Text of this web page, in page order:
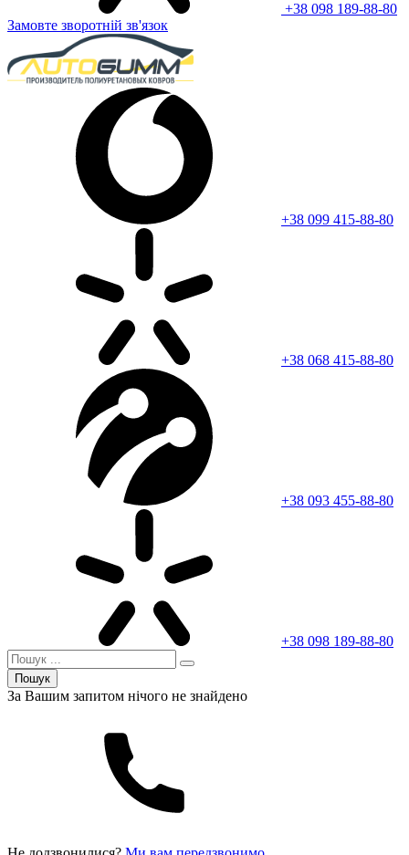
+38 098 189-88-80
Замовте зворотній зв'язок
+38 099 415-88-80
+38 068 415-88-80
+38 093 455-88-80
+38 098 189-88-80
Пошук
За Вашим запитом нічого не знайдено